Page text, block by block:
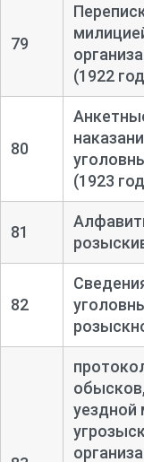
79
(1922
80
(1923
81
82
уездной